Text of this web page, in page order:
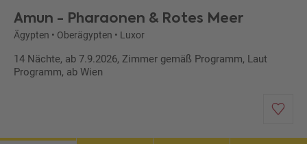
Amun - Pharaonen & Rotes Meer
Ägypten • Oberägypten • Luxor
14 Nächte, ab 7.9.2026, Zimmer gemäß Programm, Laut
Programm, ab Wien